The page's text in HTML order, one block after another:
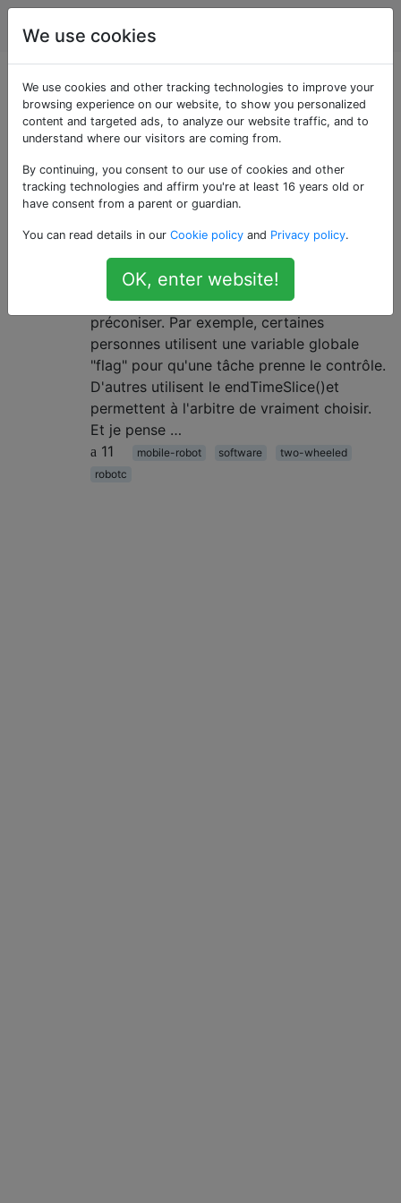
Robotique
Questions marquées
«robotc»
2
Façon correcte d'utiliser
l'architecture de subsomption avec
Robot C
J'ai lu beaucoup de choses récemment sur
l' architecture de subsomption et il y a
plusieurs façons dont les gens semblent
préconiser. Par exemple, certaines
personnes utilisent une variable globale
"flag" pour qu'une tâche prenne le contrôle.
D'autres utilisent le endTimeSlice()et
permettent à l'arbitre de vraiment choisir.
Et je pense …
11
mobile-robot software
two-wheeled
robotc
We use cookies
We use cookies and other tracking technologies to improve your
browsing experience on our website, to show you personalized
content and targeted ads, to analyze our website traffic, and to
understand where our visitors are coming from.
By continuing, you consent to our use of cookies and other
tracking technologies and affirm you're at least 16 years old or
have consent from a parent or guardian.
You can read details in our Cookie policy and Privacy policy.
OK, enter website!